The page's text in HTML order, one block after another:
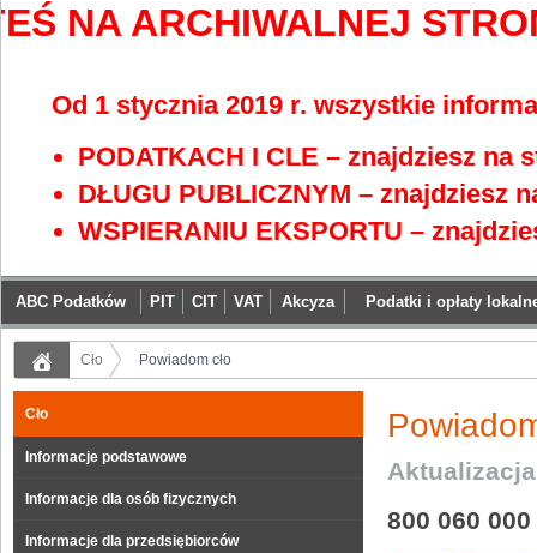
NA ARCHIWALNEJ
Od 1 stycznia 2019 r. wszystkie
PODATKACH I CLE – znajdziesz na
DŁUGU PUBLICZNYM – znajdziesz
WSPIERANIU EKSPORTU –
ABC Podatków PIT CIT VAT Akcyza Podatki i opłaty
Cło Powiadom cło
Cło
Informacje podstawowe
Informacje dla osób fizycznych
Informacje dla przedsiębiorców
800 060 000